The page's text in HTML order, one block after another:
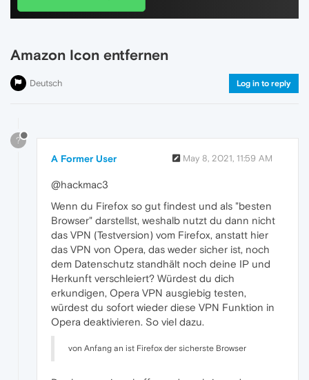
Amazon Icon entfernen
Deutsch Log in to reply
?
A Former User May 8, 2021, 11:59 AM
@hackmac3
Wenn du Firefox so gut findest und als "besten
Browser" darstellst, weshalb nutzt du dann nicht
das VPN (Testversion) vom Firefox, anstatt hier
das VPN von Opera, das weder sicher ist, noch
dem Datenschutz standhält noch deine IP und
Herkunft verschleiert? Würdest du dich
erkundigen, Opera VPN ausgiebig testen,
würdest du sofort wieder diese VPN Funktion in
Opera deaktivieren. So viel dazu.
von Anfang an ist Firefox der sicherste Browser